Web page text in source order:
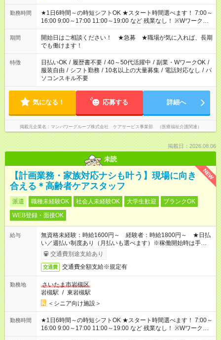
勤務時間
★1日6時間～の時短シフトOK ★スタート時間選べます！ 7:00～
16:00 9:00～17:00 11:00～19:00 など 残業なし！ ※Wワークの
場合、他のお仕事と合わせ週40時間超の就業はご案内できませ
ん ※法令に基づき、週20時間以上勤務は社会保険への加入対象
となります ※労働者派遣法（日雇い派遣の原則禁止）により、
短時間・短期間の就業はご案内が難しい場合があります
期間
開始日はご相談ください！ ★急募 ★職場が気に入れば、長期
でも働けます！
特徴 日払いOK / 履歴書不要 / 40～50代活躍中 / 副業・WワークOK /
服装自由 / シフト勤務 / 10名以上の大量募集 / 電話対応なし / パ
ソコンスキル不要
気になる！ 応募する 詳細へ
掲載元企業名 マンパワーグループ株式会社 ケアサービス事業部 （医療福祉介護関連）
掲載日：2026.08.06
未読
NEW
【計画業務・家族対応ナシも叶う】現場に向き
合える＊高齢者ケアスタッフ
派遣 職種未経験OK 社会人未経験OK 大学生歓迎
ブランクOK
WEB登録・面接OK
給与
無資格未経験：時給1600円～ 経験者：時給1800円～ ★日払
い／週払い制度あり（月払いも選べます）※稼働開始時は手続き
完了次第のお支払いとなります。
交通費別途支給あり
交通費 交通費全額支給※規定有
勤務地
さいたま市岩槻区
岩槻駅 / 東岩槻駅
＜シニア向け施設＞
勤務時間
★1日6時間～の時短シフトOK ★スタート時間選べます！ 7:00～
16:00 9:00～17:00 11:00～19:00 など 残業なし！ ※Wワークの
場合、他のお仕事と合わせ週40時間超の就業はご案内できませ